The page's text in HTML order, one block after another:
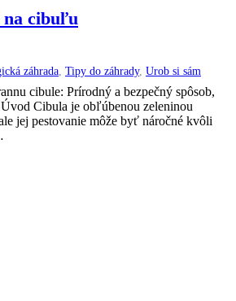
na cibuľu
záhrada Tipy do záhrady, Urob si sám
cibule: Prírodný a bezpečný spôsob,
Cibula je obľúbenou zeleninou
jej pestovanie môže byť náročné kvôli